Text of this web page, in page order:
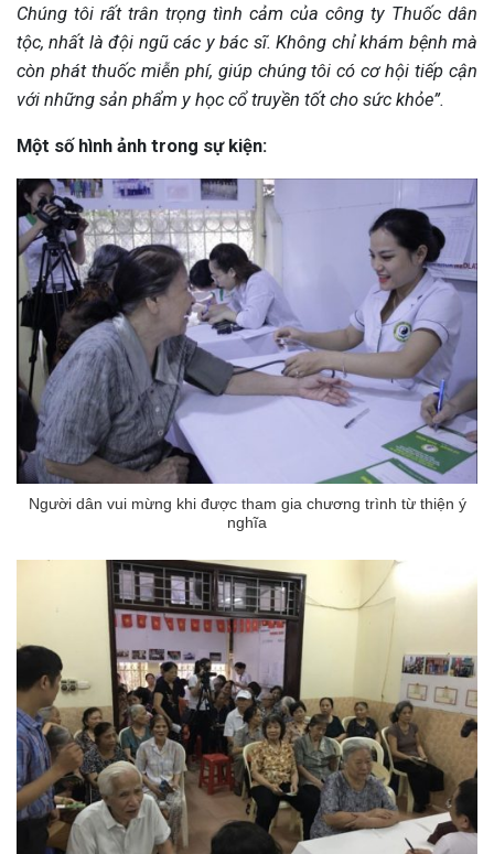
Chúng tôi rất trân trọng tình cảm của công ty Thuốc dân
tộc, nhất là đội ngũ các y bác sĩ. Không chỉ khám bệnh mà
còn phát thuốc miễn phí, giúp chúng tôi có cơ hội tiếp cận
với những sản phẩm y học cổ truyền tốt cho sức khỏe”.
Một số hình ảnh trong sự kiện:
Người dân vui mừng khi được tham gia chương trình từ thiện ý
nghĩa